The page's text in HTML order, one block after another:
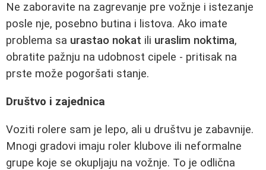
Ne zaboravite na zagrevanje pre vožnje i istezanje
posle nje, posebno butina i listova. Ako imate
problema sa urastao nokat ili uraslim noktima,
obratite pažnju na udobnost cipele - pritisak na
prste može pogoršati stanje.
Društvo i zajednica
Voziti rolere sam je lepo, ali u društvu je zabavnije.
Mnogi gradovi imaju roler klubove ili neformalne
grupe koje se okupljaju na vožnje. To je odlična